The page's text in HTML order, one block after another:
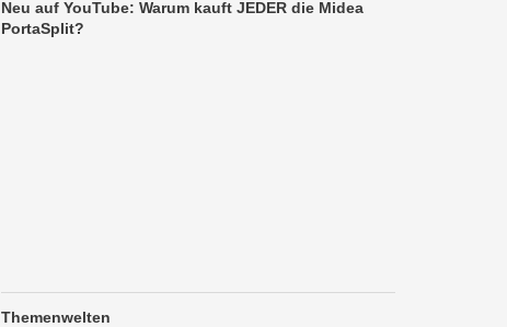
Neu auf YouTube: Warum kauft JEDER die Midea
PortaSplit?
Themenwelten